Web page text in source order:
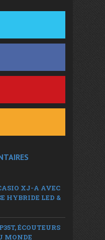
XJ-A AVEC
HYBRIDE LED &
ÉCOUTEURS
MONDE